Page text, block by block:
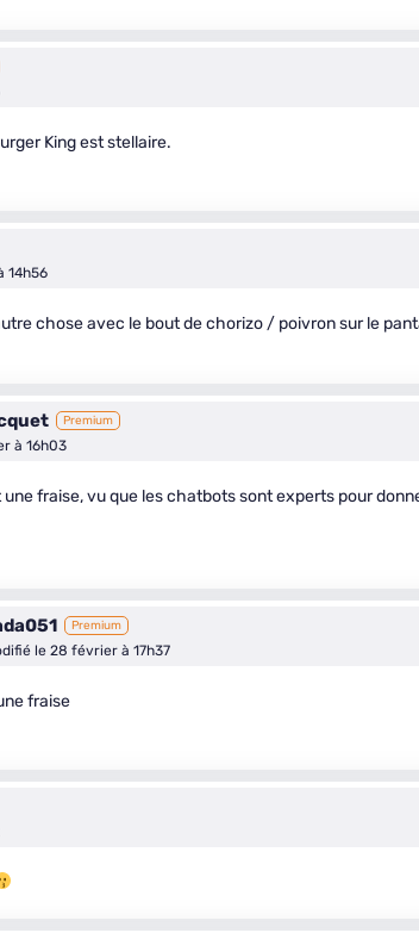
King est stellaire.
14h56
chose avec le bout de chorizo / poivron sur le
Premium
à 16h03
une fraise, vu que les chatbots sont experts pour
Premium
le 28 février à 17h37
fraise